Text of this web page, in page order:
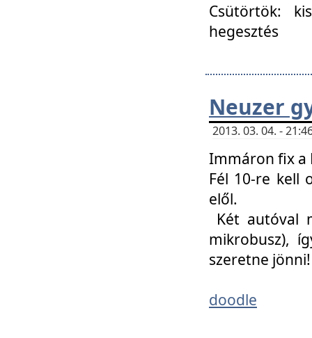
Csütörtök:
hegesztés
Neuzer
2013. 03. 04. -
Immáron fix a
Fél 10-re kell
elől.
Két autóval
mikrobusz),
szeretne jönni!
doodle